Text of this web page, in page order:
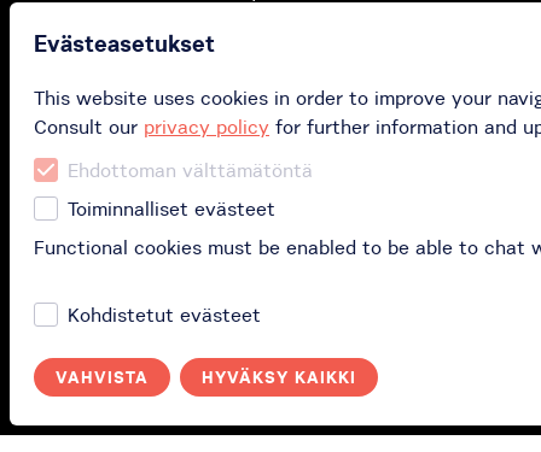
Buy subscription
Redeem your gift card
Evästeasetukset
This website uses cookies in order to improve your
Consult our privacy policy for further information and
Ehdottoman välttämätöntä
Toiminnalliset evästeet
Functional cookies must be enabled to be able to chat
Kohdistetut evästeet
VAHVISTA HYVÄKSY KAIKKI